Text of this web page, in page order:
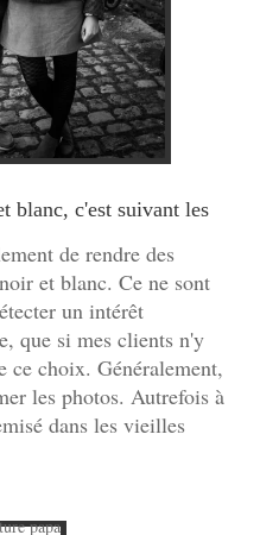
blanc, c'est suivant les
de rendre des
et blanc. Ce ne sont
un intérêt
que si mes clients n'y
ce choix. Généralement,
les photos. Autrefois à
dans les vieilles